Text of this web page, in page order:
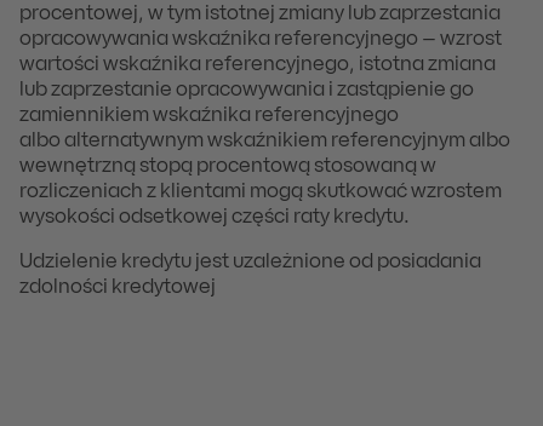
procentowej, w tym istotnej zmiany lub zaprzestania
opracowywania wskaźnika referencyjnego – wzrost
wartości wskaźnika referencyjnego, istotna zmiana
lub zaprzestanie opracowywania i zastąpienie go
zamiennikiem wskaźnika referencyjnego
albo alternatywnym wskaźnikiem referencyjnym albo
wewnętrzną stopą procentową stosowaną w
rozliczeniach z klientami mogą skutkować wzrostem
wysokości odsetkowej części raty kredytu.
Udzielenie kredytu jest uzależnione od posiadania
zdolności kredytowej